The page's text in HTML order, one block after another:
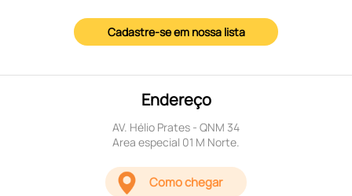
Cadastre-se em nossa lista
Endereço
AV. Hélio Prates - QNM 34
Area especial 01 M Norte.
Como chegar